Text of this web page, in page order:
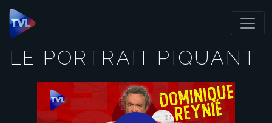
Panneau de gestion des cookies
LE PORTRAIT PIQUANT